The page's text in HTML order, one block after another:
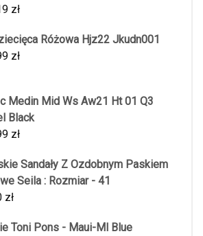
zł
Różowa Hjz22 Jkudn001
zł
Medin Mid Ws Aw21 Ht 01 Q3
Black
zł
Sandały Z Ozdobnym Paskiem
Seila : Rozmiar - 41
zł
Toni Pons - Maui-Ml Blue